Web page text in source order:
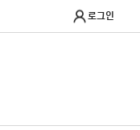
로그인